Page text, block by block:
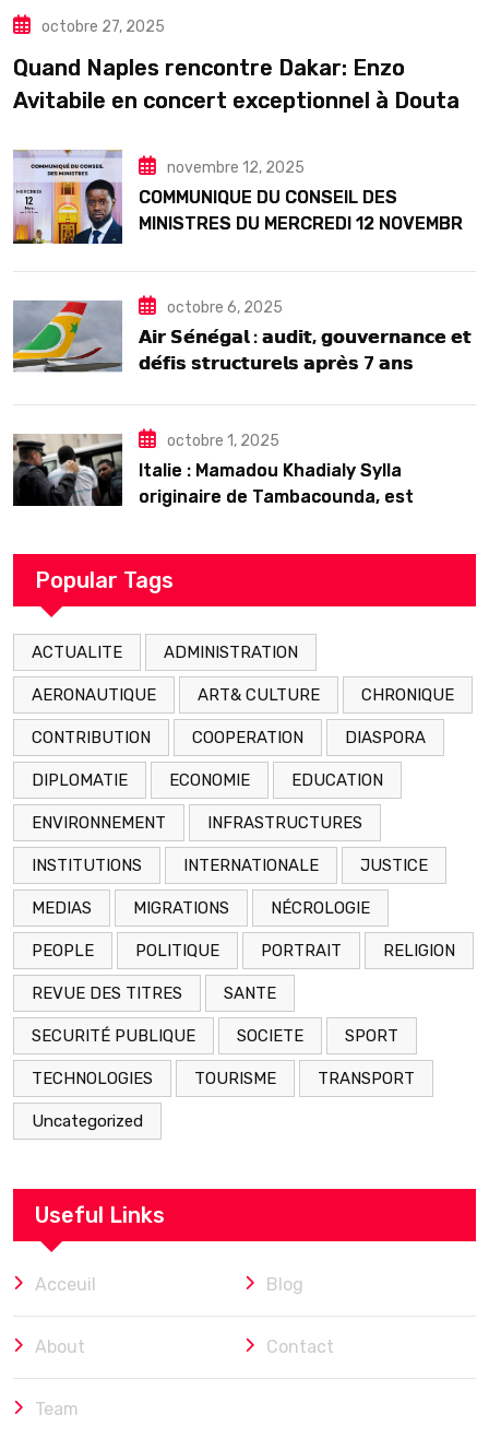
octobre 27, 2025
Quand Naples rencontre Dakar: Enzo
Avitabile en concert exceptionnel à Douta
novembre 12, 2025
COMMUNIQUE DU CONSEIL DES
MINISTRES DU MERCREDI 12 NOVEMBRE
octobre 6, 2025
𝗔𝗶𝗿 𝗦𝗲́𝗻𝗲́𝗴𝗮𝗹 : 𝗮𝘂𝗱𝗶𝘁, 𝗴𝗼𝘂𝘃𝗲𝗿𝗻𝗮𝗻𝗰𝗲 𝗲𝘁
𝗱𝗲́𝗳𝗶𝘀 𝘀𝘁𝗿𝘂𝗰𝘁𝘂𝗿𝗲𝗹𝘀 𝗮𝗽𝗿𝗲̀𝘀 7 𝗮𝗻𝘀
octobre 1, 2025
Italie : Mamadou Khadialy Sylla
originaire de Tambacounda, est
arrestation
Popular Tags
ACTUALITE ADMINISTRATION
AERONAUTIQUE ART& CULTURE CHRONIQUE
CONTRIBUTION COOPERATION DIASPORA
DIPLOMATIE ECONOMIE EDUCATION
ENVIRONNEMENT INFRASTRUCTURES
INSTITUTIONS INTERNATIONALE JUSTICE
MEDIAS MIGRATIONS NÉCROLOGIE
PEOPLE POLITIQUE PORTRAIT RELIGION
REVUE DES TITRES SANTE
SECURITÉ PUBLIQUE SOCIETE SPORT
TECHNOLOGIES TOURISME TRANSPORT
Uncategorized
Useful Links
Acceuil Blog
About Contact
Team